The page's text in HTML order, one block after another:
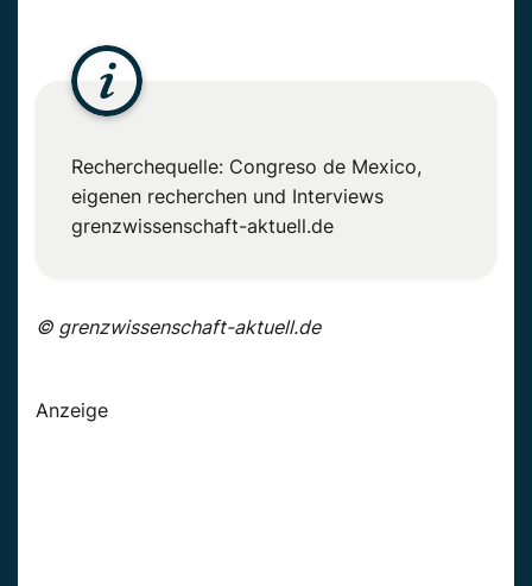
Recherchequelle: Congreso de Mexico,
eigenen recherchen und Interviews
grenzwissenschaft-aktuell.de
© grenzwissenschaft-aktuell.de
Anzeige